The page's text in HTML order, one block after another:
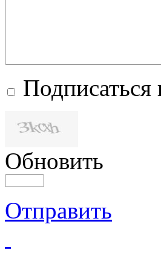
Обновить
Отправить